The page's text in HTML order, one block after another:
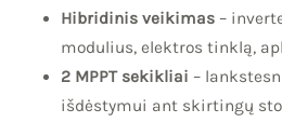
Hibridinis veikimas–
modulius, elektros tinklą,
2 MPPT sekikliai –
išdėstymui ant skirtingų